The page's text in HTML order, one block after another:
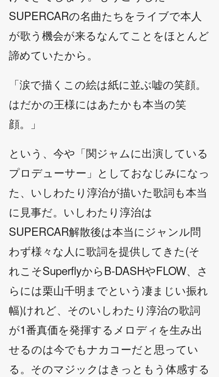
SUPERCARの名曲たちをライブで本人
が歌う機会が来るなんてことをほとんど
諦めていたから。
「涙で描くこの絵は紙に並ぶ嘘の笑顔。
はだかの王様にはあたかも本当の笑
顔。」
という、今や「関ジャムに出演している
プロデューサー」としておなじみになっ
た、いしわたり淳治が描いた歌詞も本当
に見事だ。いしわたり淳治は
SUPERCAR解散後は本当にジャンル問
わず様々な人に歌詞を提供してきた(そ
れこそSuperflyからB-DASHやFLOW、さ
らには栗山千明までという凄まじい振れ
幅)けれど、そのいしわたり淳治の歌詞
が1番真価を発揮するメロディを生み出
せるのは今でもナカコーだと思ってい
る。そのマジックはきっともう体感する